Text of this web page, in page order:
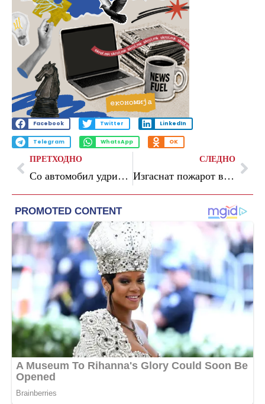
Facebook Twitter LinkedIn
Telegram WhatsApp OK
ПРЕТХОДНО
Со автомобил удриле во мотор-доставувач па го истепале возачот
СЛЕДНО
Изгаснат пожарот во фабриката во Радовиш: МВР со детали